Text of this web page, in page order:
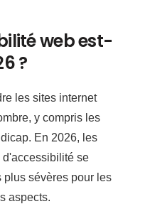
web est-
?
les sites internet
y compris les
En 2026, les
se
plus sévères pour les
aspects.